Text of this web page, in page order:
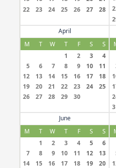
22
23 24 25 26 27 28
April
M
T W T F S
S
1
2 3
4
5
6 7 8 9 10
11
12
13 14 15 16 17
18
19
20 21 22 23 24
25
26
27 28 29 30
June
M
T W T F S
S
1
2 3 4 5
6
7
8 9 10 11 12
13
14
15 16 17 18 19
20